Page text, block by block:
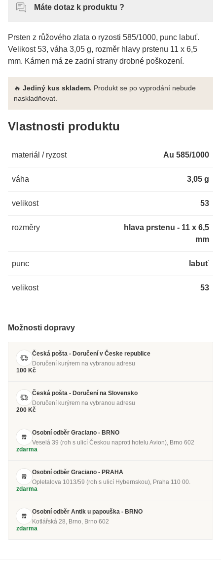
Máte dotaz k produktu ?
Prsten z růžového zlata o ryzosti 585/1000, punc labuť.
Velikost 53, váha 3,05 g, rozměr hlavy prstenu 11 x 6,5
mm. Kámen má ze zadní strany drobné poškození.
🔥 Jediný kus skladem. Produkt se po vyprodání nebude
naskladňovat.
Vlastnosti produktu
materiál / ryzost Au 585/1000
váha 3,05 g
velikost 53
rozměry
hlava prstenu - 11 x 6,5
mm
punc labuť
velikost 53
Možnosti dopravy
Česká pošta - Doručení v Česke republice
Doručení kurýrem na vybranou adresu
100 Kč
Česká pošta - Doručení na Slovensko
Doručení kurýrem na vybranou adresu
200 Kč
Osobní odběr Graciano - BRNO
Veselá 39 (roh s ulicí Českou naproti hotelu Avion), Brno 602
zdarma
Osobní odběr Graciano - PRAHA
Opletalova 1013/59 (roh s ulicí Hybernskou), Praha 110 00.
zdarma
Osobní odběr Antik u papouška - BRNO
Kotlářská 28, Brno, Brno 602
zdarma